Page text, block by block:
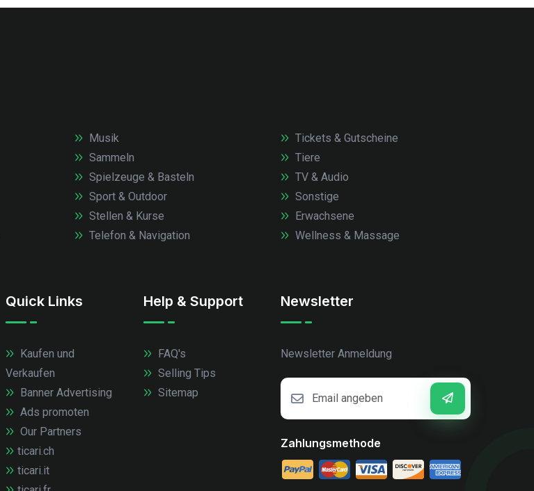
Musik
Sammeln
Spielzeuge & Basteln
Sport & Outdoor
Stellen & Kurse
Telefon & Navigation
Tickets & Gutscheine
Tiere
TV & Audio
Sonstige
Erwachsene
Wellness & Massage
Quick Links
Kaufen und
Verkaufen
Banner Advertising
Ads promoten
Our Partners
ticari.ch
ticari.it
Help & Support
FAQ's
Selling Tips
Sitemap
Newsletter
Newsletter Anmeldung
Zahlungsmethode